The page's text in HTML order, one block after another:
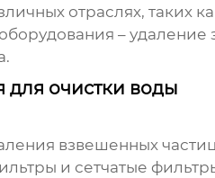
отраслях, таких
–
для очистки воды
взвешенных
и сетчатые